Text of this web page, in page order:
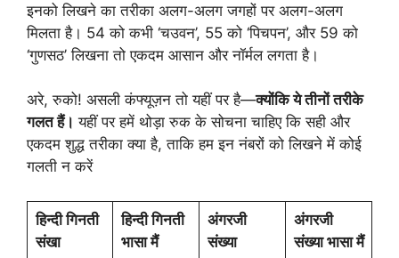
इनको लिखने का तरीका अलग-अलग जगहों पर अलग-अलग
मिलता है। 54 को कभी ‘चउवन’, 55 को ‘पिचपन’, और 59 को
‘गुणसठ’ लिखना तो एकदम आसान और नॉर्मल लगता है।
अरे, रुको! असली कंफ्यूज़न तो यहीं पर है—क्योंकि ये तीनों तरीके
गलत हैं। यहीं पर हमें थोड़ा रुक के सोचना चाहिए कि सही और
एकदम शुद्ध तरीका क्या है, ताकि हम इन नंबरों को लिखने में कोई
गलती न करें
हिन्दी गिनती
संखा
हिन्दी गिनती
भासा मैं
अंगरजी
संख्या
अंगरजी
संख्या भासा मैं